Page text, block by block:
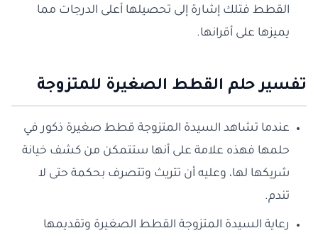
القطط فتلك إشارة إلى تحصيلها أعلى الدرجات مما
يميزها على أقرانها.
تفسير حلم القطط الصغيرة للمتزوجة
عندما تشاهد السيدة المتزوجة قطط صغيرة ذكور في
حلمها فهذه علامة على أنها ستتمكن من كشف خيانة
شريكها لها، وعليه أن تتريث وتتصرف بحكمة حتى لا
تندم.
رعاية السيدة المتزوجة القطط الصغيرة وتقديمها